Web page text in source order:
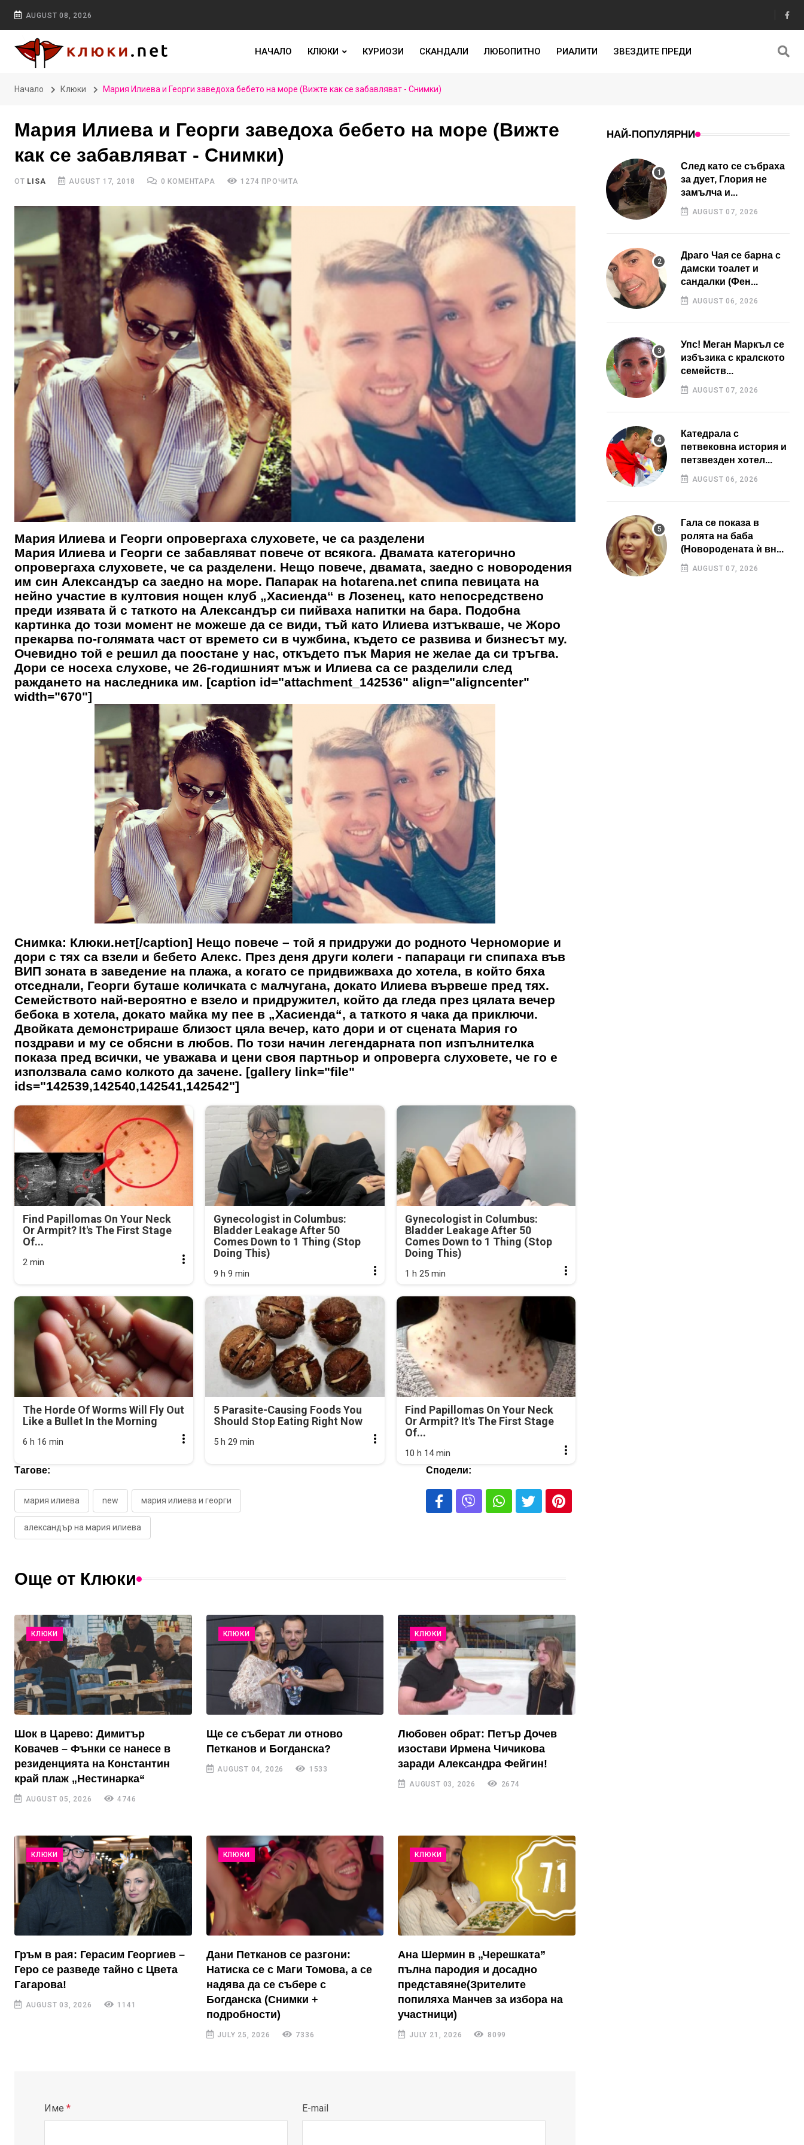
AUGUST 08, 2026
НАЧАЛО КЛЮКИ КУРИОЗИ СКАНДАЛИ ЛЮБОПИТНО РИАЛИТИ ЗВЕЗДИТЕ ПРЕДИ
Начало Клюки Мария Илиева и Георги заведоха бебето на море (Вижте как се забавляват - Снимки)
Мария Илиева и Георги заведоха бебето на море (Вижте
как се забавляват - Снимки)
ОТ LISA AUGUST 17, 2018 0 КОМЕНТАРА 1274 ПРОЧИТА
Мария Илиева и Георги опровергаха слуховете, че са разделени
Мария Илиева и Георги се забавляват повече от всякога. Двамата категорично
опровергаха слуховете, че са разделени. Нещо повече, двамата, заедно с новородения
им син Александър са заедно на море. Папарак на hotarena.net спипа певицата на
нейно участие в култовия нощен клуб „Хасиенда“ в Лозенец, като непосредствено
преди изявата й с таткото на Александър си пийваха напитки на бара. Подобна
картинка до този момент не можеше да се види, тъй като Илиева изтъкваше, че Жоро
прекарва по-голямата част от времето си в чужбина, където се развива и бизнесът му.
Очевидно той е решил да поостане у нас, откъдето пък Мария не желае да си тръгва.
Дори се носеха слухове, че 26-годишният мъж и Илиева са се разделили след
раждането на наследника им. [caption id="attachment_142536" align="aligncenter"
width="670"]
Снимка: Клюки.нет[/caption] Нещо повече – той я придружи до родното Черноморие и
дори с тях са взели и бебето Алекс. През деня други колеги - папараци ги спипаха във
ВИП зоната в заведение на плажа, а когато се придвижваха до хотела, в който бяха
отседнали, Георги буташе количката с малчугана, докато Илиева вървеше пред тях.
Семейството най-вероятно е взело и придружител, който да гледа през цялата вечер
бебока в хотела, докато майка му пее в „Хасиенда“, а таткото я чака да приключи.
Двойката демонстрираше близост цяла вечер, като дори и от сцената Мария го
поздрави и му се обясни в любов. По този начин легендарната поп изпълнителка
показа пред всички, че уважава и цени своя партньор и опроверга слуховете, че го е
използвала само колкото да зачене. [gallery link="file"
ids="142539,142540,142541,142542"]
Find Papillomas On Your Neck
Or Armpit? It's The First Stage
Of...
2 min
Gynecologist in Columbus:
Bladder Leakage After 50
Comes Down to 1 Thing (Stop
Doing This)
9 h 9 min
Gynecologist in Columbus:
Bladder Leakage After 50
Comes Down to 1 Thing (Stop
Doing This)
1 h 25 min
The Horde Of Worms Will Fly Out
Like a Bullet In the Morning
6 h 16 min
5 Parasite-Causing Foods You
Should Stop Eating Right Now
5 h 29 min
Find Papillomas On Your Neck
Or Armpit? It's The First Stage
Of...
10 h 14 min
Тагове:
мария илиева new мария илиева и георги
александър на мария илиева
Сподели:
Още от Клюки
КЛЮКИ
Шок в Царево: Димитър
Ковачев – Фънки се нанесе в
резиденцията на Константин
край плаж „Нестинарка“
AUGUST 05, 2026 4746
КЛЮКИ
Ще се съберат ли отново
Петканов и Богданска?
AUGUST 04, 2026 1533
КЛЮКИ
Любовен обрат: Петър Дочев
изостави Ирмена Чичикова
заради Александра Фейгин!
AUGUST 03, 2026 2674
КЛЮКИ
Гръм в рая: Герасим Георгиев –
Геро се разведе тайно с Цвета
Гагарова!
AUGUST 03, 2026 1141
КЛЮКИ
Дани Петканов се разгони:
Натиска се с Маги Томова, а се
надява да се събере с
Богданска (Снимки +
подробности)
JULY 25, 2026 7336
КЛЮКИ
Ана Шермин в „Черешката”
пълна пародия и досадно
представяне(Зрителите
попиляха Манчев за избора на
участници)
JULY 21, 2026 8099
Име * E-mail
НАЙ-ПОПУЛЯРНИ
След като се събраха
за дует, Глория не
замълча и...
AUGUST 07, 2026
Драго Чая се барна с
дамски тоалет и
сандалки (Фен...
AUGUST 06, 2026
Упс! Меган Маркъл се
избъзика с кралското
семейств...
AUGUST 07, 2026
Катедрала с
петвековна история и
петзвезден хотел...
AUGUST 06, 2026
Гала се показа в
ролята на баба
(Новородената ѝ вн...
AUGUST 07, 2026